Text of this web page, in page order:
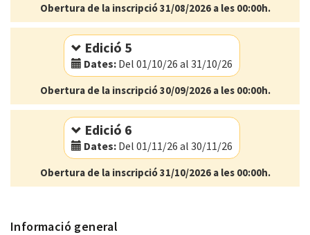
Modalitat:Online
Idioma:Català
Obertura de la inscripció 31/08/2026 a les 00:00h.
Edició 5
Dates:Del 01/10/26 al 31/10/26
Modalitat:Online
Idioma:Català
Obertura de la inscripció 30/09/2026 a les 00:00h.
Edició 6
Dates:Del 01/11/26 al 30/11/26
Modalitat:Online
Idioma:Català
Obertura de la inscripció 31/10/2026 a les 00:00h.
Informació general